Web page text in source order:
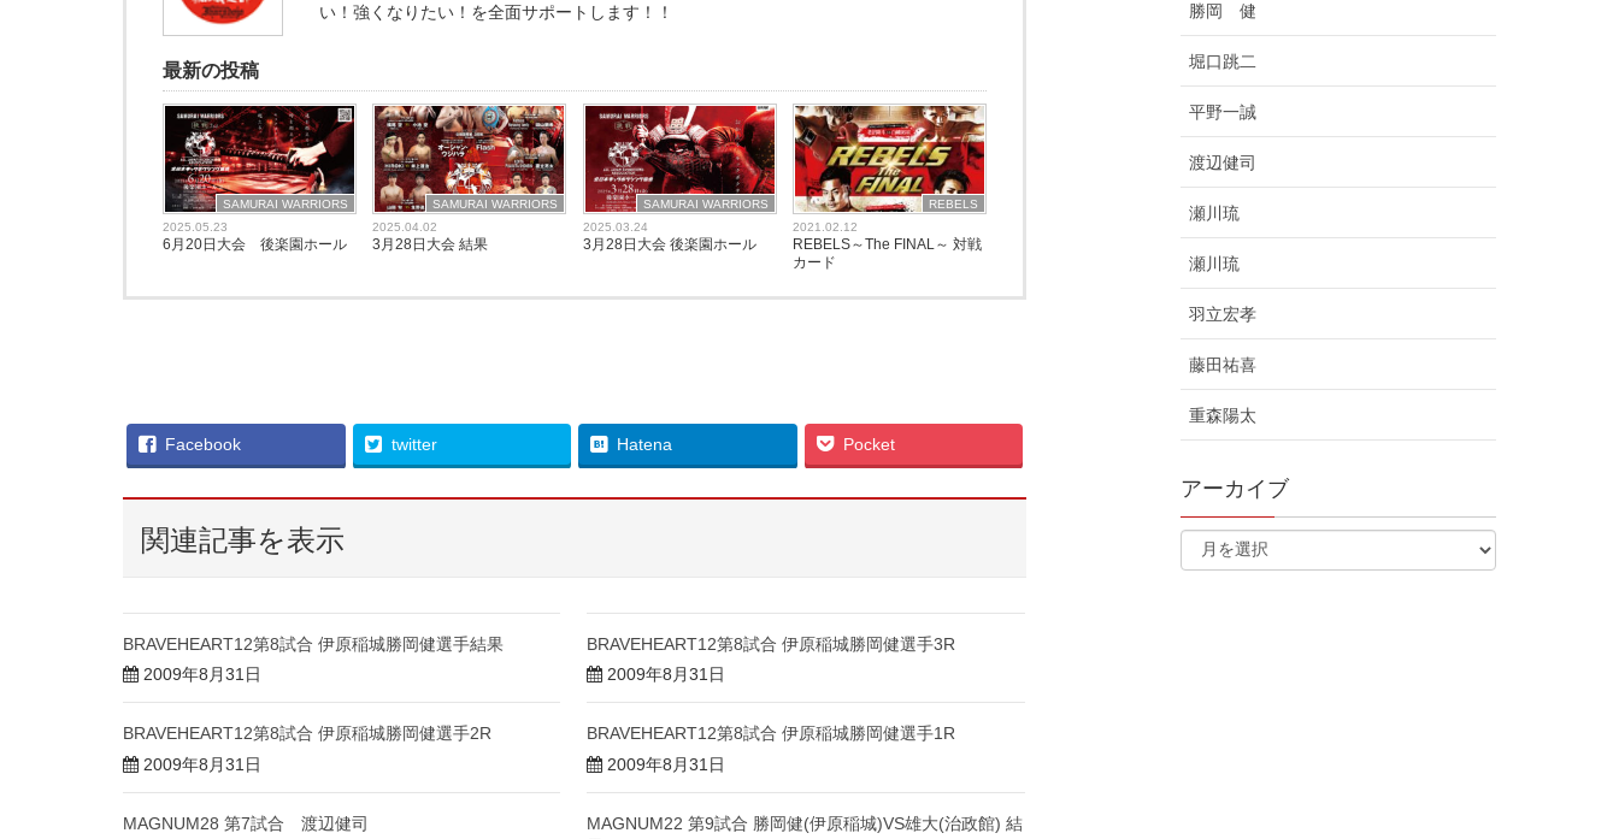
い！強くなりたい！を全面サポートします！！
最新の投稿
SAMURAI WARRIORS
2025.05.23
6月20日大会 後楽園ホール
SAMURAI WARRIORS
2025.04.02
3月28日大会 結果
SAMURAI WARRIORS
2025.03.24
3月28日大会 後楽園ホール
REBELS
2021.02.12
REBELS～The FINAL～ 対戦
カード
Facebook twitter Hatena Pocket
関連記事を表示
BRAVEHEART12第8試合 伊原稲城勝岡健選手結果
2009年8月31日
BRAVEHEART12第8試合 伊原稲城勝岡健選手3R
2009年8月31日
BRAVEHEART12第8試合 伊原稲城勝岡健選手2R
2009年8月31日
BRAVEHEART12第8試合 伊原稲城勝岡健選手1R
2009年8月31日
MAGNUM28 第7試合 渡辺健司
MAGNUM22 第9試合 勝岡健(伊原稲城)VS雄大(治政館) 結
勝岡 健
堀口跳二
平野一誠
渡辺健司
瀬川琉
瀬川琉
羽立宏孝
藤田祐喜
重森陽太
アーカイブ